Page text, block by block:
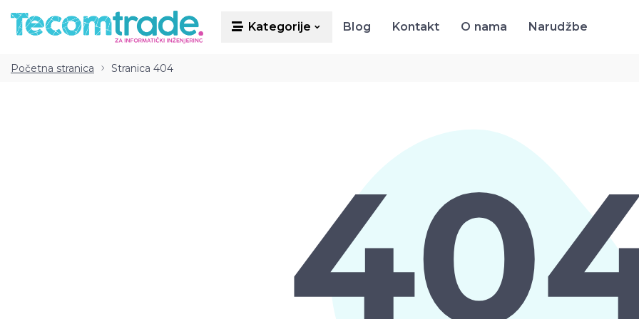
Kategorije Blog Kontakt O nama Narudžbe
Kategorije Blog Kontakt O nama Narudžbe
Početna stranica Stranica 404